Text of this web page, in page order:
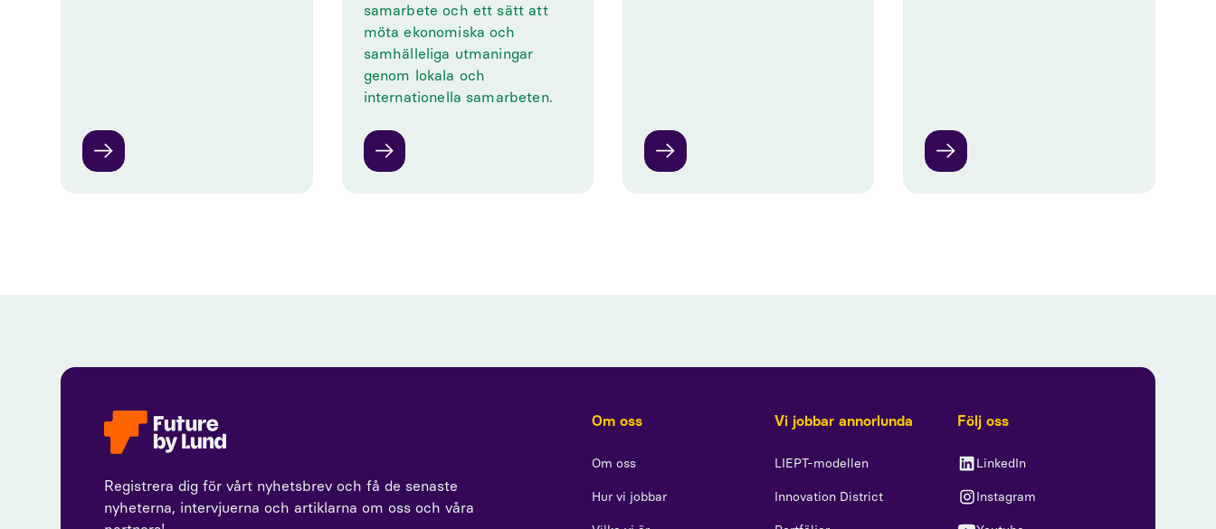
samarbete och ett sätt att
möta ekonomiska och
samhälleliga utmaningar
genom lokala och
internationella samarbeten.
Registrera dig för vårt nyhetsbrev och få de senaste
nyheterna, intervjuerna och artiklarna om oss och våra
Om oss
Om oss
Hur vi jobbar
Vi jobbar annorlunda
LIEPT-modellen
Innovation District
Följ oss
LinkedIn
Instagram